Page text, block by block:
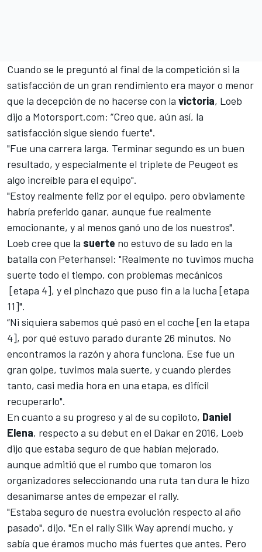
Cuando se le preguntó al final de la competición si la
satisfacción de un gran rendimiento era mayor o menor
que la decepción de no hacerse con la victoria, Loeb
dijo a Motorsport.com: “Creo que, aún así, la
satisfacción sigue siendo fuerte".
"Fue una carrera larga. Terminar segundo es un buen
resultado, y especialmente el triplete de Peugeot es
algo increíble para el equipo".
"Estoy realmente feliz por el equipo, pero obviamente
habría preferido ganar, aunque fue realmente
emocionante, y al menos ganó uno de los nuestros".
Loeb cree que la suerte no estuvo de su lado en la
batalla con Peterhansel: "Realmente no tuvimos mucha
suerte todo el tiempo, con problemas mecánicos
[etapa 4], y el pinchazo que puso fin a la lucha [etapa
11]".
“Ni siquiera sabemos qué pasó en el coche [en la etapa
4], por qué estuvo parado durante 26 minutos. No
encontramos la razón y ahora funciona. Ese fue un
gran golpe, tuvimos mala suerte, y cuando pierdes
tanto, casi media hora en una etapa, es difícil
recuperarlo".
En cuanto a su progreso y al de su copiloto, Daniel
Elena, respecto a su debut en el Dakar en 2016, Loeb
dijo que estaba seguro de que habían mejorado,
aunque admitió que el rumbo que tomaron los
organizadores seleccionando una ruta tan dura le hizo
desanimarse antes de empezar el rally.
"Estaba seguro de nuestra evolución respecto al año
pasado", dijo. "En el rally Silk Way aprendí mucho, y
sabía que éramos mucho más fuertes que antes. Pero